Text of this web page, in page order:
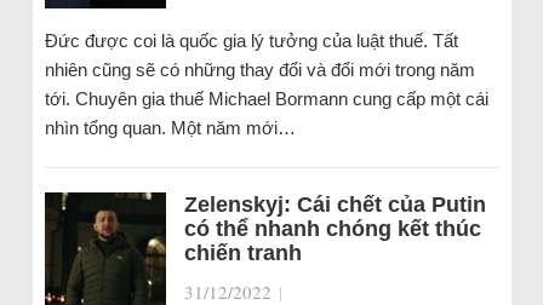
Đức được coi là quốc gia lý tưởng của luật thuế. Tất
nhiên cũng sẽ có những thay đổi và đổi mới trong năm
tới. Chuyên gia thuế Michael Bormann cung cấp một cái
nhìn tổng quan. Một năm mới…
Zelenskyj: Cái chết của Putin
có thể nhanh chóng kết thúc
chiến tranh
31/12/2022 |